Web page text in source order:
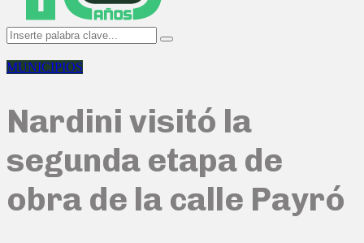
Search
for:
Search
MUNICIPIOS
Nardini visitó la
segunda etapa de
obra de la calle Payró